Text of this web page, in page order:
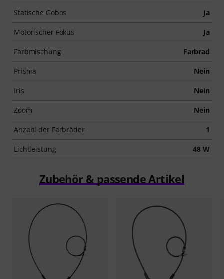
Statische Gobos Ja
Motorischer Fokus Ja
Farbmischung Farbrad
Prisma Nein
Iris Nein
Zoom Nein
Anzahl der Farbräder 1
Lichtleistung 48 W
Zubehör & passende Artikel